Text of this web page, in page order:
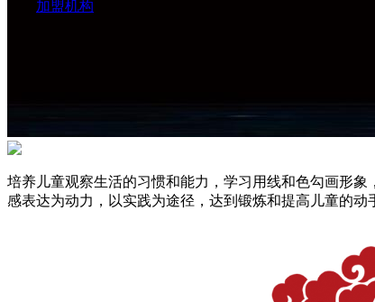
加盟机构
培养儿童观察生活的习惯和能力，学习用线和色勾画形
感表达为动力，以实践为途径，达到锻炼和提高儿童的